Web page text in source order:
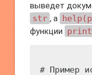
выведет
str , а
функции
# Пример